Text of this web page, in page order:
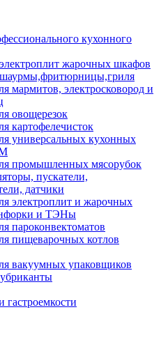
кухонного
жарочных шкафов
мармитов, электросковород и
овощерезок
картофелечисток
универсальных кухонных
промышленных мясорубок
пускатели,
датчики
электроплит и жарочных
и ТЭНы
пароконвектоматов
пищеварочных котлов
вакуумных упаковщиков
гастроемкости